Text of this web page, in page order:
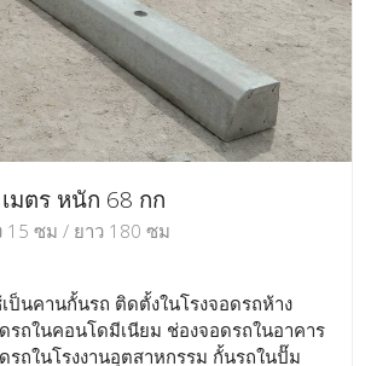
มตร หนัก 68 กก
15 ซม / ยาว 180 ซม
ป็นคานกั้นรถ ติดตั้งในโรงจอดรถห้าง
รถในคอนโดมีเนียม ช่องจอดรถในอาคาร
ถในโรงงานอุตสาหกรรม กั้นรถในปั๊ม